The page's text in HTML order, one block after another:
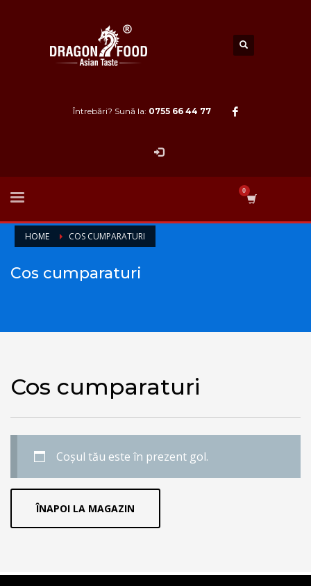
Întrebări? Sună la: 0755 66 44 77
HOME COS CUMPARATURI
Cos cumparaturi
Cos cumparaturi
Coșul tău este în prezent gol.
ÎNAPOI LA MAGAZIN